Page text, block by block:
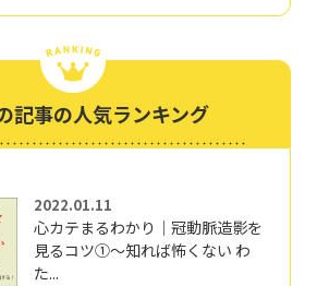
記事の人気ランキング
2022.01.11
心カテまるわかり｜冠動脈造影を
見るコツ①～知れば怖くない わ
た...